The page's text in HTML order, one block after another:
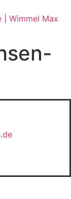
| Wimmel Max